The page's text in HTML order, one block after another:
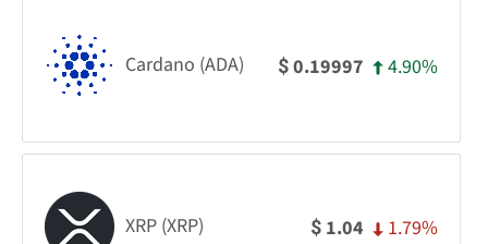
Cardano (ADA) $0.19997 4.90%
XRP (XRP) $ 1.04 1.79%